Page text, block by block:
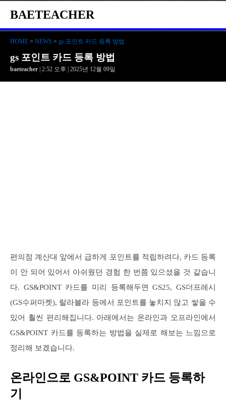
BAETEACHER
HOME > NEWS > gs 포인트 카드 등록 방법
gs 포인트 카드 등록 방법
baeteacher | 2:52 오후 | 2025년 12월 09일
편의점 계산대 앞에서 급하게 포인트를 적립하려다, 카드 등록
이 안 되어 있어서 아쉬웠던 경험 한 번쯤 있으셨을 것 같습니
다. GS&POINT 카드를 미리 등록해두면 GS25, GS더프레시
(GS수퍼마켓), 랄라블라 등에서 포인트를 놓치지 않고 쌓을 수
있어 훨씬 편리해집니다. 아래에서는 온라인과 오프라인에서
GS&POINT 카드를 등록하는 방법을 실제로 해보는 느낌으로
정리해 보겠습니다.
온라인으로 GS&POINT 카드 등록하
기